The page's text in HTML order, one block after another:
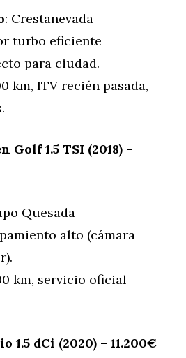
: Crestanevada
turbo eficiente
para ciudad.
km, ITV recién pasada,
Golf 1.5 TSI (2018) –
Quesada
alto (cámara
km, servicio oficial
1.5 dCi (2020) – 11.200€